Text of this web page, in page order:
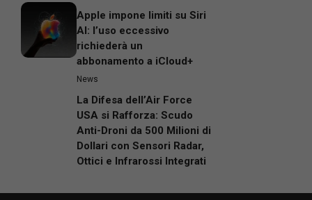
Apple impone limiti su Siri
AI: l’uso eccessivo
richiederà un
abbonamento a iCloud+
News
La Difesa dell’Air Force
USA si Rafforza: Scudo
Anti-Droni da 500 Milioni di
Dollari con Sensori Radar,
Ottici e Infrarossi Integrati